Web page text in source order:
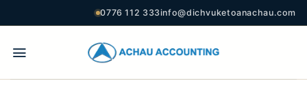
0776 112 333info@dichvuketoanachau.com